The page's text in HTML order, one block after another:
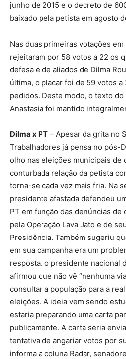
junho de 2015 e o decreto de
baixado pela petista em agosto
Nas duas primeiras votações
rejeitaram por 58 votos a 22 os
defesa e de aliados de Dilma
última, o placar foi de 59 votos a
pedidos. Deste modo, o texto
Anastasia foi mantido
Dilma x PT – Apesar da grita no
Trabalhadores já pensa no pós-
olho nas eleições municipais de
conturbada relação da petista
torna-se cada vez mais fria. Na
presidente afastada defendeu
PT em função das denúncias de
pela Operação Lava Jato e de
Presidência. Também sugeriu
em sua campanha era um
resposta. o presidente nacional
afirmou que não vê “nenhuma
consultar a população para a
eleições. A ideia vem sendo
estaria preparando uma carta
publicamente. A carta seria
tentativa de angariar votos por
informa a coluna Radar,